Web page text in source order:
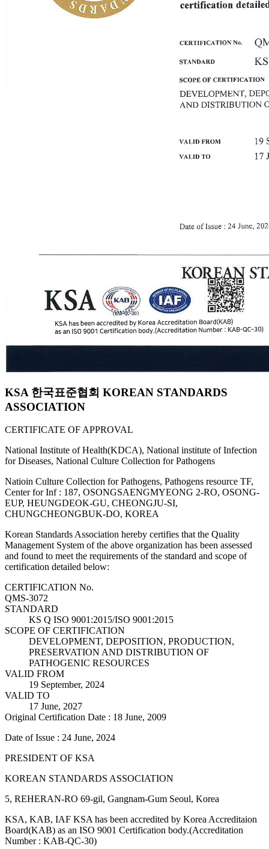
KSA 한국표준협회 KOREAN STANDARDS
ASSOCIATION
CERTIFICATE OF APPROVAL
National Institute of Health(KDCA), National institute of Infection
for Diseases, National Culture Collection for Pathogens
Natioin Culture Collection for Pathogens, Pathogens resource TF,
Center for Inf : 187, OSONGSAENGMYEONG 2-RO, OSONG-
EUP, HEUNGDEOK-GU, CHEONGJU-SI,
CHUNGCHEONGBUK-DO, KOREA
Korean Standards Association hereby certifies that the Quality
Management System of the above organization has been assessed
and found to meet the requirements of the standard and scope of
certification detailed below:
CERTIFICATION No.
QMS-3072
STANDARD
KS Q ISO 9001:2015/ISO 9001:2015
SCOPE OF CERTIFICATION
DEVELOPMENT, DEPOSITION, PRODUCTION,
PRESERVATION AND DISTRIBUTION OF
PATHOGENIC RESOURCES
VALID FROM
19 September, 2024
VALID TO
17 June, 2027
Original Certification Date : 18 June, 2009
Date of Issue : 24 June, 2024
PRESIDENT OF KSA
KOREAN STANDARDS ASSOCIATION
5, REHERAN-RO 69-gil, Gangnam-Gum Seoul, Korea
KSA, KAB, IAF KSA has been accredited by Korea Accreditaion
Board(KAB) as an ISO 9001 Certification body.(Accreditation
Number : KAB-QC-30)